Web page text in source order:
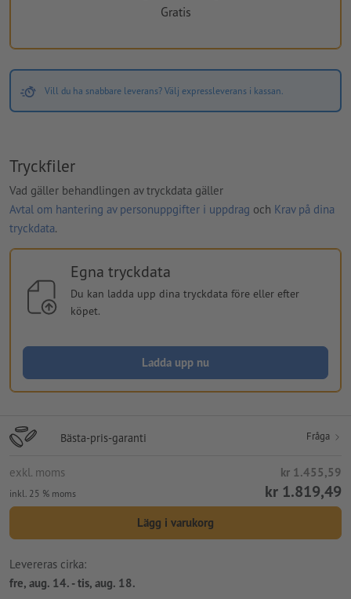
Gratis
Vill du ha snabbare leverans? Välj expressleverans i kassan.
Tryckfiler
Vad gäller behandlingen av tryckdata gäller
Avtal om hantering av personuppgifter i uppdrag och Krav på dina
tryckdata.
Egna tryckdata
Du kan ladda upp dina tryckdata före eller efter
köpet.
Ladda upp nu
Bästa-pris-garanti Fråga
exkl. moms kr 1.455,59
inkl. 25 % moms kr 1.819,49
Lägg i varukorg
Levereras cirka:
fre, aug. 14. - tis, aug. 18.